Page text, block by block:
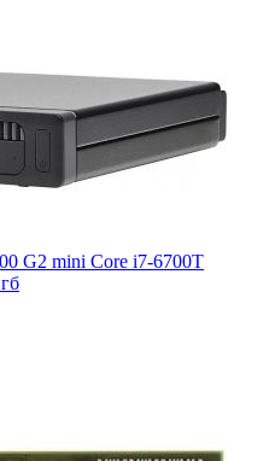
G2 mini Core i7-6700T